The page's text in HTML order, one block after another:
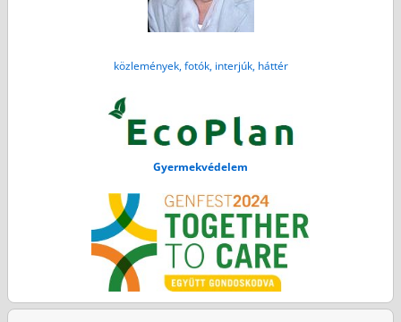
közlemények, fotók, interjúk, háttér
Gyermekvédelem